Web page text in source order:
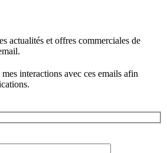
actualités et offres commerciales de
interactions avec ces emails afin